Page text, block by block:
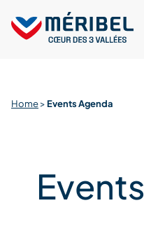
content
Home> Events Agenda